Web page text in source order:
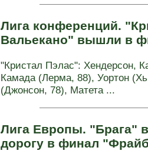
Лига кoнференций.
Вальекано" вышли в
"Кристал Пэлас": Хендерсон,
Камада (Лерма, 88), Уортон
(Джонсон, 78), Матета ...
Лига Европы. "Брага"
дорогу в финал